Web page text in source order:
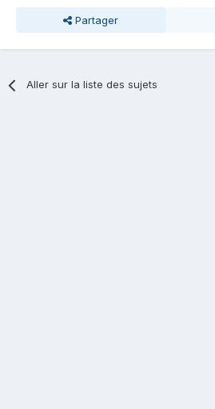
Partager
Aller sur la liste des sujets